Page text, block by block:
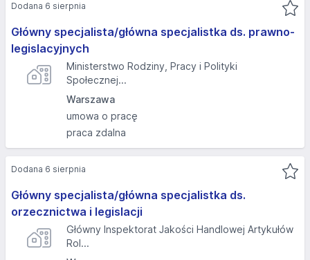
Główny specjalista/główna specjalistka ds. prawno-
legislacyjnych
Ministerstwo Rodziny, Pracy i Polityki
Społecznej...
Warszawa
umowa o pracę
praca zdalna
Dodana 6 sierpnia
Główny specjalista/główna specjalistka ds.
orzecznictwa i legislacji
Główny Inspektorat Jakości Handlowej Artykułów
Rol...
Dodana 6 sierpnia